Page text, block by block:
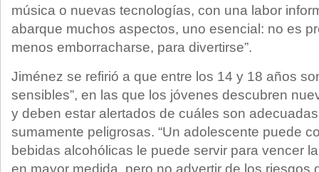
música o nuevas tecnologías, con una labor
abarque muchos aspectos, uno esencial: no es
menos emborracharse, para divertirse”.
Jiménez se refirió a que entre los 14 y 18 años
sensibles”, en las que los jóvenes descubren
y deben estar alertados de cuáles son
sumamente peligrosas. “Un adolescente puede
bebidas alcohólicas le puede servir para vencer
en mayor medida, pero no advertir de los riesgos